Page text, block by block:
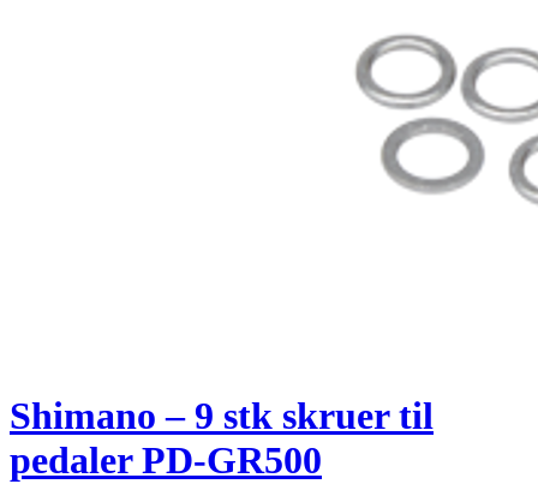
Shimano – 9 stk skruer til
pedaler PD-GR500